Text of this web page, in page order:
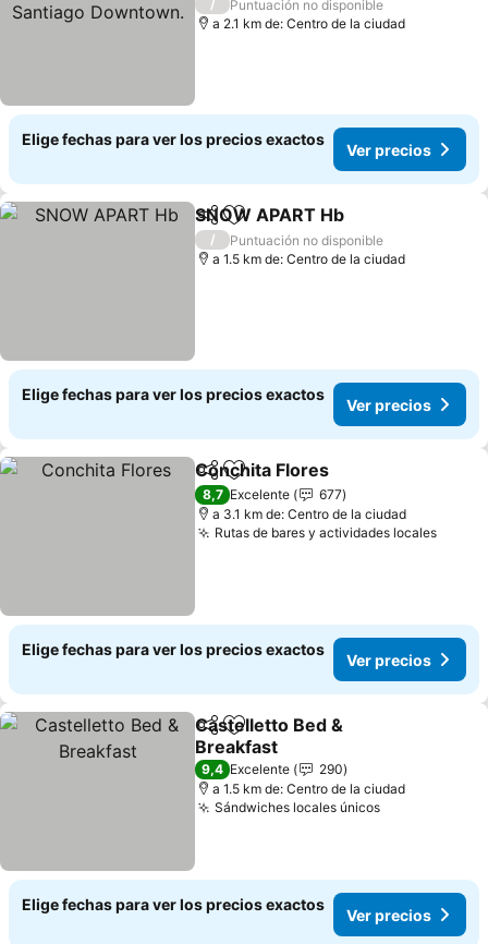
Ver precios
/
Puntuación no disponible
a 2.1 km de: Centro de la ciudad
Elige fechas para ver los precios exactos
Ver precios
CompartirAgregar a favoritos
SNOW APART Hb
/
Puntuación no disponible
a 1.5 km de: Centro de la ciudad
Elige fechas para ver los precios exactos
Ver precios
CompartirAgregar a favoritos
Conchita Flores
8,7 Excelente
677
a 3.1 km de: Centro de la ciudad
Rutas de bares y actividades localesVer
Elige fechas para ver los precios exactos
Ver precios
CompartirAgregar a favoritos
Castelletto Bed &
Breakfast
Ver precios
9,4 Excelente
290
a 1.5 km de: Centro de la ciudad
Sándwiches locales únicosVer precios
Elige fechas para ver los precios exactos
Ver precios